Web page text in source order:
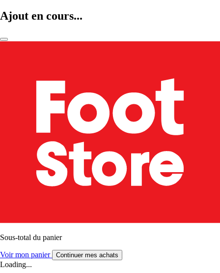
Ajout en cours...
Sous-total du panier
Voir mon panier Continuer mes achats
Loading...